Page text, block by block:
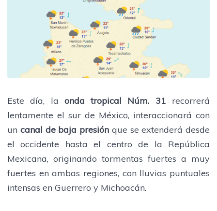
Este día, la onda tropical Núm. 31 recorrerá
lentamente el sur de México, interaccionará con
un canal de baja presión que se extenderá desde
el occidente hasta el centro de la República
Mexicana, originando tormentas fuertes a muy
fuertes en ambas regiones, con lluvias puntuales
intensas en Guerrero y Michoacán.